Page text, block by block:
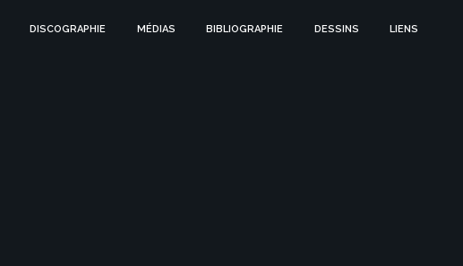
DISCOGRAPHIE MÉDIAS BIBLIOGRAPHIE DESSINS LIENS